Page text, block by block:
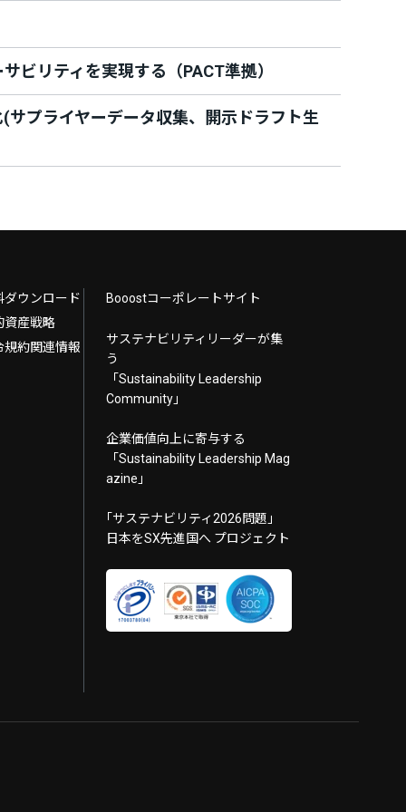
ビリティを実現する（PACT準拠）
サプライヤーデータ収集、開示ドラフト生
ダウンロード
資産戦略
規約関連情報
Booostコーポレートサイト
サステナビリティリーダーが集
う
「Sustainability Leadership
Community」
企業価値向上に寄与する
「Sustainability Leadership Mag
azine」
｢サステナビリティ2026問題｣
日本をSX先進国へ プロジェクト